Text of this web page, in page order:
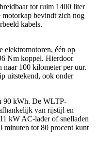
tot ruim 1400 liter
motorkap bevindt zich nog
kabels.
elektromotoren, één op
Nm koppel. Hierdoor
naar 100 kilometer per uur.
uitstekend, ook onder
90 kWh. De WLTP-
van rijstijl en
kW AC-lader of snelladen
minuten tot 80 procent kunt